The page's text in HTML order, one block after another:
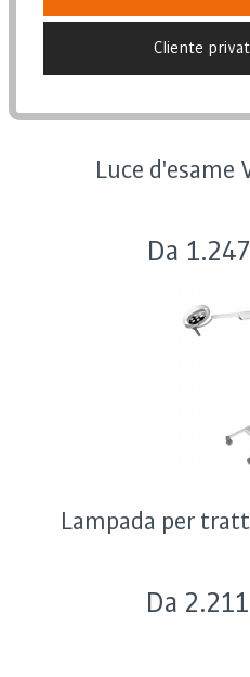
Luce d'esame
Da
Lampada per
Da
Cliente